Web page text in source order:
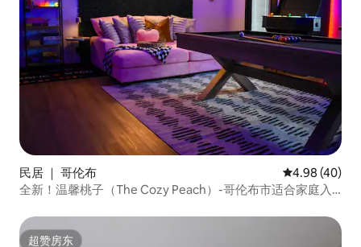
民居 ｜ 哥伦布 平均评分
4.98 (40)
全新！温馨桃子（The Cozy Peach）-哥伦布市适合家庭入
超赞房东